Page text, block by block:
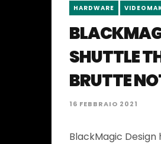
HARDWARE
SHUTTLE
BRUTTE
16 FEBBRAIO 2021
BlackMagic